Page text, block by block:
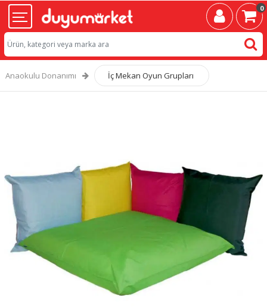
0
Anaokulu Donanımı İç Mekan Oyun Grupları